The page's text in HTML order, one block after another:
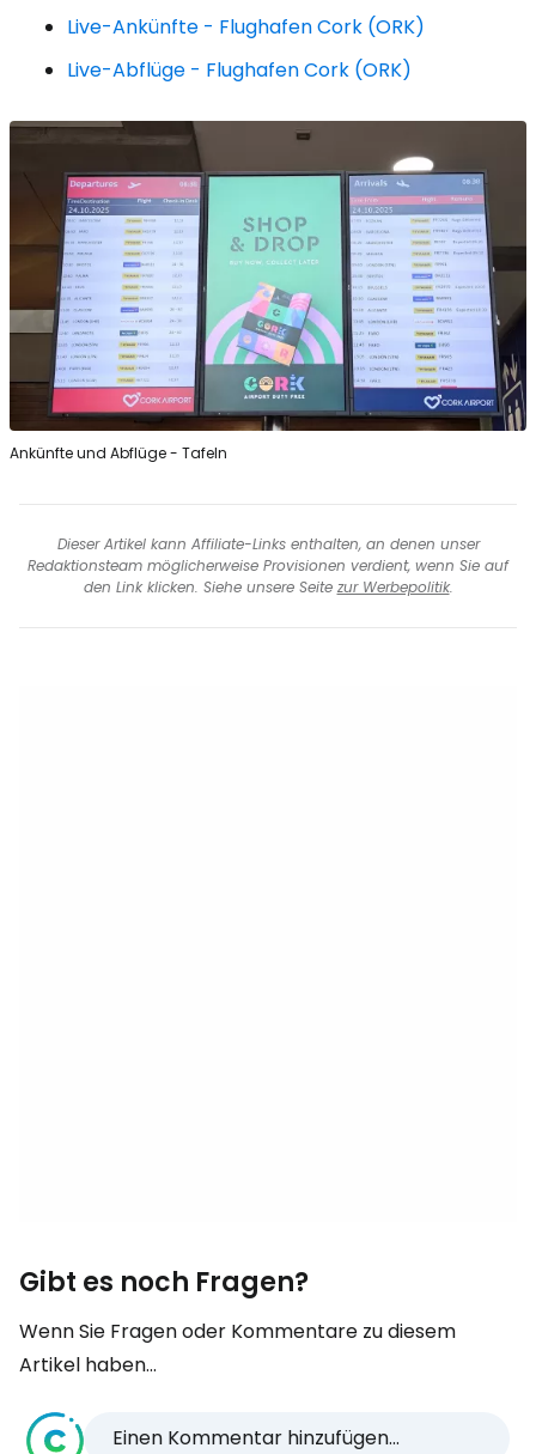
Live-Ankünfte - Flughafen Cork (ORK)
Live-Abflüge - Flughafen Cork (ORK)
Ankünfte und Abflüge - Tafeln
Dieser Artikel kann Affiliate-Links enthalten, an denen unser
Redaktionsteam möglicherweise Provisionen verdient, wenn Sie auf
den Link klicken. Siehe unsere Seite zur Werbepolitik.
Gibt es noch Fragen?
Wenn Sie Fragen oder Kommentare zu diesem
Artikel haben...
Einen Kommentar hinzufügen...